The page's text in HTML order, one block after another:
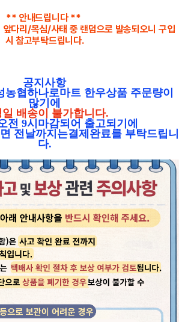
** 안내드립니다 **
다리/목심/사태 중 랜덤으로 발송되오니 구입
시 참고부탁드립니다.
공지사항
농협하나로마트 한우상품 주문량이
많기에
일 배송이 불가합니다.
전 9시마감되어 출고되기에
전날까지는결제완료를 부탁드립니
다.